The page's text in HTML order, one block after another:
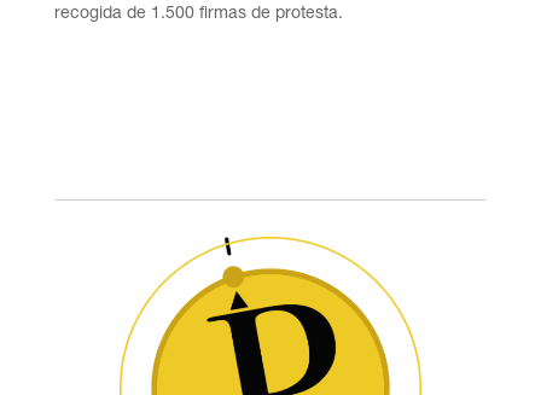
recogida de 1.500 firmas de protesta.